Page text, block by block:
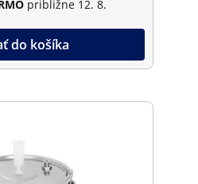
približne 12. 8.
do košíka